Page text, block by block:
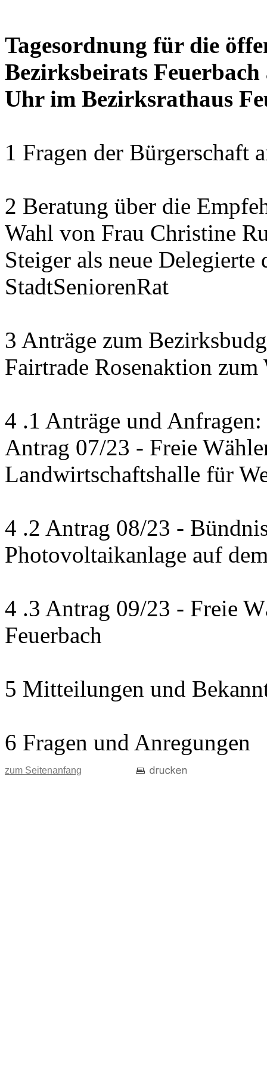
Tagesordnung für die
Bezirksbeirats
Uhr im Bezirksrathaus
1 Fragen der Bürgerschaft
2 Beratung über die
Wahl von Frau Christine
Steiger als neue Delegierte
StadtSeniorenRat
3 Anträge zum
Fairtrade Rosenaktion
4 .1 Anträge und Anfragen:
Antrag 07/23 - Freie
Landwirtschaftshalle für
4 .2 Antrag 08/23 -
Photovoltaikanlage auf
4 .3 Antrag 09/23 - Freie
Feuerbach
5 Mitteilungen und
6 Fragen und Anregungen
zum Seitenanfang